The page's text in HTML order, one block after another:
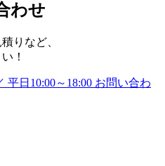
わせ
りなど、
！
平日10:00～18:00 お問い合わ